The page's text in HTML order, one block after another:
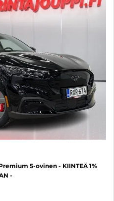
5-ovinen - KIINTEÄ 1%
-